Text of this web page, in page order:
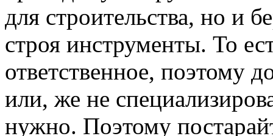
для строительства, но и
строя инструменты. То
ответственное, поэтому
или, же не
нужно. Поэтому